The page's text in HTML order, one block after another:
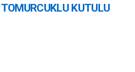
KUTULU